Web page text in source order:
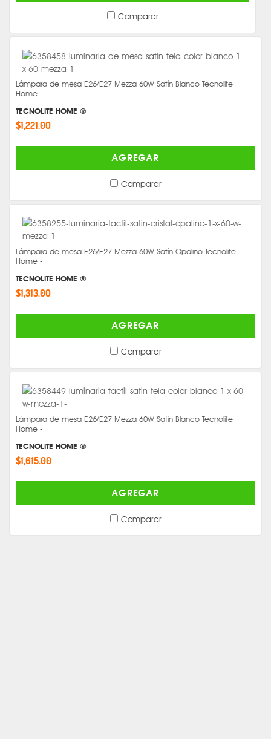
Comparar
Lámpara de mesa E26/E27 Mezza 60W Satín Blanco Tecnolite
Home -
TECNOLITE HOME ®
$1,221.00
AGREGAR
Comparar
Lámpara de mesa E26/E27 Mezza 60W Satín Opalino Tecnolite
Home -
TECNOLITE HOME ®
$1,313.00
AGREGAR
Comparar
Lámpara de mesa E26/E27 Mezza 60W Satín Blanco Tecnolite
Home -
TECNOLITE HOME ®
$1,615.00
AGREGAR
Comparar